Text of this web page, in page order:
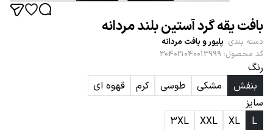
بافت یقه گرد آستین بلند مردانه
دسته بندی: پلیور و بافت مردانه
کد محصول:
304021040013999
رنگ
بنفش
مشکی طوسی کرم
قهوه ای
سایز
L
XL
XXL
3XL